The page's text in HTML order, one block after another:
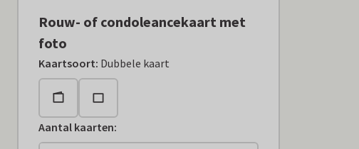
Rouw- of condoleancekaart met
foto
Kaartsoort: Dubbele kaart
Aantal kaarten: